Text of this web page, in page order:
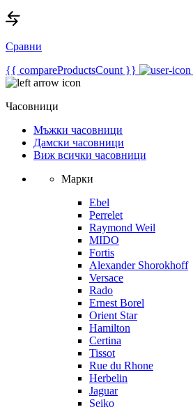
Сравни
{{ compareProductsCount }}
Часовници
Мъжки часовници
Дамски часовници
Виж всички часовници
Марки
Ebel
Perrelet
Raymond Weil
MIDO
Fortis
Alexander Shorokhoff
Versace
Rado
Ernest Borel
Orient Star
Hamilton
Certina
Tissot
Rue du Rhone
Herbelin
Jaguar
Seiko